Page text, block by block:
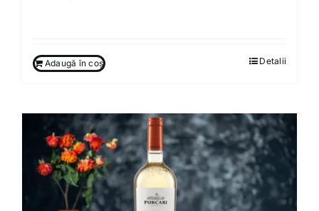
Adaugă în coș Detalii